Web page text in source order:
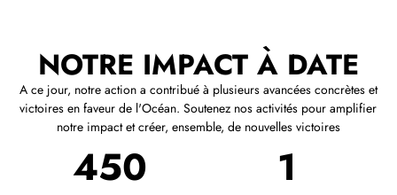
NOTRE IMPACT À DATE
A ce jour, notre action a contribué à plusieurs avancées concrètes et
victoires en faveur de l'Océan. Soutenez nos activités pour amplifier
notre impact et créer, ensemble, de nouvelles victoires
450 1